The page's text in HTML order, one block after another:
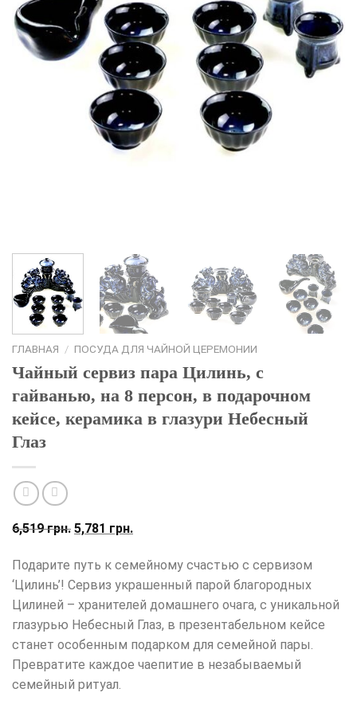
ГЛАВНАЯ / ПОСУДА ДЛЯ ЧАЙНОЙ ЦЕРЕМОНИИ
Чайный сервиз пара Цилинь, с
гайванью, на 8 персон, в подарочном
кейсе, керамика в глазури Небесный
Глаз
6,519грн. Первоначальная
составляла
6,519
грн..
5,781 грн.Текущая
5,781
грн..
Подарите путь к семейному счастью с сервизом
‘Цилинь’! Сервиз украшенный парой благородных
Цилиней – хранителей домашнего очага, с уникальной
глазурью Небесный Глаз, в презентабельном кейсе
станет особенным подарком для семейной пары.
Превратите каждое чаепитие в незабываемый
семейный ритуал.